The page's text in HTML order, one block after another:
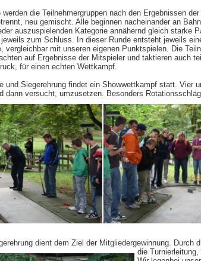
die Teilnehmergruppen nach den Ergebnissen
neu gemischt. Alle beginnen nacheinander an
auszuspielenden Kategorie annähernd gleich starke
zum Schluss. In dieser Runde entsteht jeweils
vergleichbar mit unseren eigenen Punktspielen. Die
auf Ergebnisse der Mitspieler und taktieren auch
für einen echten Wettkampf.
und Siegerehrung findet ein Showwettkampf statt. Vier
dann versucht, umzusetzen. Besonders
dient dem Ziel der Mitgliedergewinnung.
die